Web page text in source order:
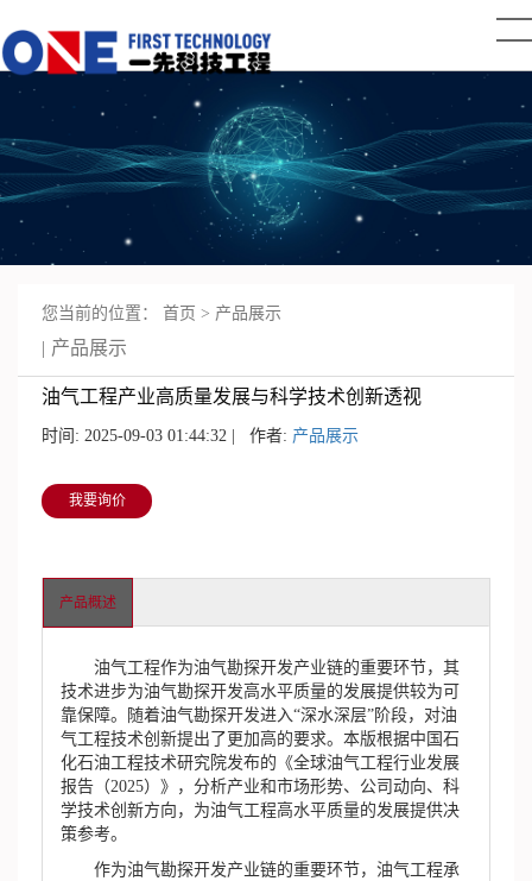
您当前的位置： 首页 > 产品展示
产品展示
油气工程产业高质量发展与科学技术创新透视
时间: 2025-09-03 01:44:32 | 作者: 产品展示
我要询价
产品概述
油气工程作为油气勘探开发产业链的重要环节，其
技术进步为油气勘探开发高水平质量的发展提供较为可
靠保障。随着油气勘探开发进入“深水深层”阶段，对油
气工程技术创新提出了更加高的要求。本版根据中国石
化石油工程技术研究院发布的《全球油气工程行业发展
报告（2025）》，分析产业和市场形势、公司动向、科
学技术创新方向，为油气工程高水平质量的发展提供决
策参考。
作为油气勘探开发产业链的重要环节，油气工程承